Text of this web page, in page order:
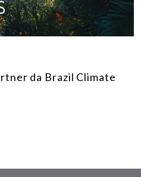
da Brazil Climate